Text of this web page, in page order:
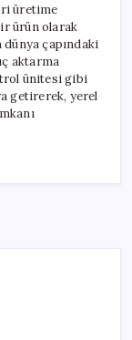
üretime
ürün olarak
çapındaki
aktarma
ünitesi gibi
getirerek, yerel